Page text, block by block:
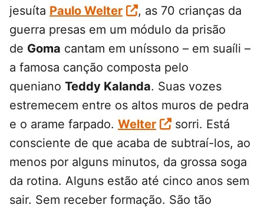
jesuíta Paulo Welter
, as 70 crianças da
guerra presas em um módulo da prisão
de Goma cantam em uníssono – em suaíli –
a famosa canção composta pelo
queniano Teddy Kalanda. Suas vozes
estremecem entre os altos muros de pedra
e o arame farpado. Welter
sorri. Está
consciente de que acaba de subtraí-los, ao
menos por alguns minutos, da grossa soga
da rotina. Alguns estão até cinco anos sem
sair. Sem receber formação. São tão